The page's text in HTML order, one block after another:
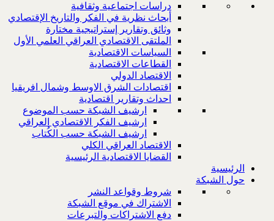
دراسات اجتماعية وثقافية
أبحاث نظرية في الفكر والتاريخ الإقتصادي
وثائق وتقارير إستراتيجية مختارة
الملتقى الاقتصادي العراقي العلمي الأول
السياسات الاقتصادية
القطاعات الاقتصادية
الاقتصاد الدولي
اقتصادات الشرق الاوسط وشمال افريقيا
احداث وتقارير اقتصادية
ارشيف الشبكة حسب الموضوع
ارشيف الفكر الاقتصادي العراقي
ارشيف الشبكة حسب الكُتاب
الاقتصاد العراقي الكلي
القضايا الاقتصادية الرئيسية
الرئيسية
حول الشبكة
شروط وقواعد النشر
الاشتراك في موقع الشبكة
دفع الاشتراكات والتبرعات